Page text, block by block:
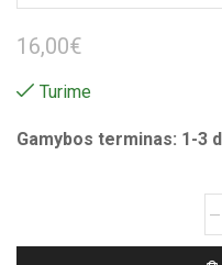
16,00€
Turime
Gamybos terminas: 1-3